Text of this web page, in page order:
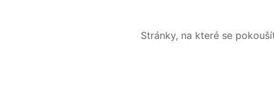
Stránky, na které se